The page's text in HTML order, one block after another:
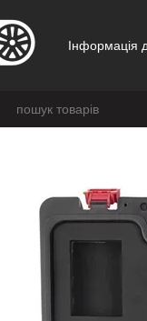
Інформація